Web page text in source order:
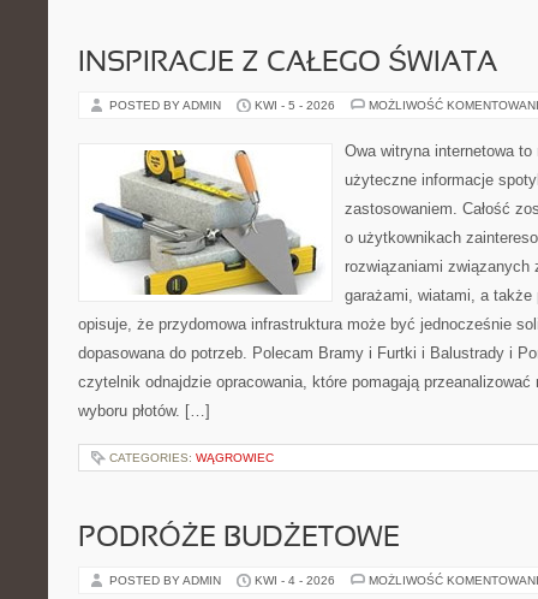
INSPIRACJE Z CAŁEGO ŚWIATA
POSTED BY ADMIN KWI - 5 - 2026 MOŻLIWOŚĆ
Owa witryna internetowa
użyteczne informacje
zastosowaniem. Całość
o użytkownikach
rozwiązaniami związanych
garażami, wiatami, a
opisuje, że przydomowa infrastruktura może być jednocześnie
dopasowana do potrzeb. Polecam Bramy i Furtki i Balustrady i
czytelnik odnajdzie opracowania, które pomagają przeanalizować
wyboru płotów. […]
CATEGORIES: WĄGROWIEC
PODRÓŻE BUDŻETOWE
POSTED BY ADMIN KWI - 4 - 2026 MOŻLIWOŚĆ